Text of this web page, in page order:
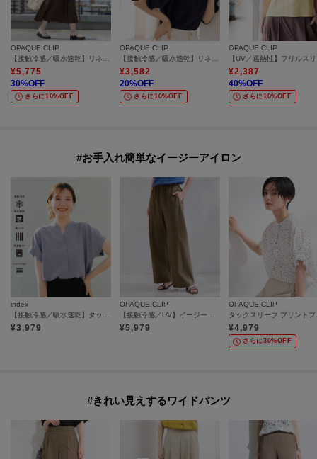
OPAQUE.CLIP
¥5,775
30%OFF
さらに10%OFF
OPAQUE.CLIP
¥3,582
20%OFF
さらに10%OFF
OPAQUE.CLIP
¥2,387
40%OFF
さらに10%OFF
#お手入れ簡単なイージーアイロン
index
【接触冷感／吸水速乾】タックスキッパーブラウス《防シワ／イージーアイロン／洗濯機OK／9col》
¥3,979
OPAQUE.CLIP
【接触冷感／UV】イージーパンツ《洗濯機OK／イージーアイロン》
¥5,979
OPAQUE.CLIP
タック
¥4,979
さらに30%OFF
#きれい見えするワイドパンツ